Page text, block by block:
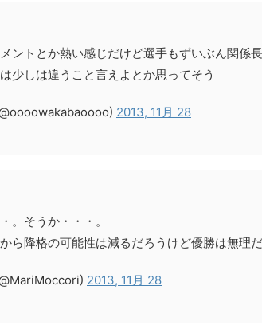
ントとか熱い感じだけど選手もずいぶん関係
少しは違うこと言えよとか思ってそう
2013, 11月 28
。そうか・・・。
ら降格の可能性は減るだろうけど優勝は無理だ
2013, 11月 28